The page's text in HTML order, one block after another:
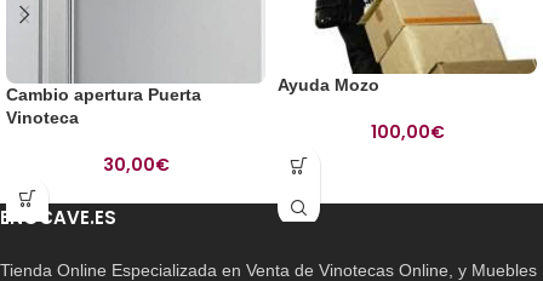
Cambio apertura Puerta
Vinoteca
30,00€
Ayuda Mozo
100,00€
ENOCAVE.ES
Tienda Online Especializada en Venta de Vinotecas Online, y Muebles